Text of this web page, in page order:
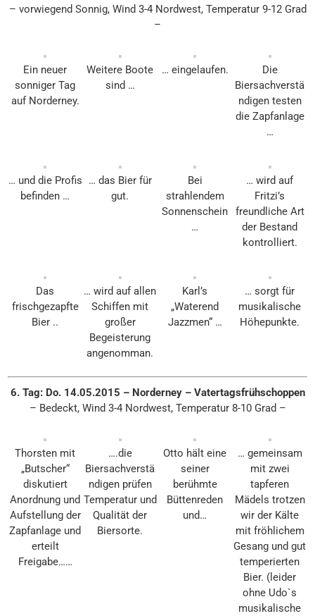
– vorwiegend Sonnig, Wind 3-4 Nordwest, Temperatur 9-12 Grad
–
Ein neuer
sonniger Tag
auf Norderney.
Weitere Boote
sind …
… eingelaufen.
Die
Biersachverstä
ndigen testen
die Zapfanlage
…
… und die Profis
befinden …
… das Bier für
gut.
Bei
strahlendem
Sonnenschein
…
… wird auf
Fritzi’s
freundliche Art
der Bestand
kontrolliert.
Das
frischgezapfte
Bier ..
… wird auf allen
Schiffen mit
großer
Begeisterung
angenomman.
Karl’s
„Waterend
Jazzmen“ …
… sorgt für
musikalische
Höhepunkte.
6. Tag: Do. 14.05.2015 – Norderney – Vatertagsfrühschoppen
– Bedeckt, Wind 3-4 Nordwest, Temperatur 8-10 Grad –
Thorsten mit
„Butscher“
diskutiert
Anordnung und
Aufstellung der
Zapfanlage und
erteilt
Freigabe……
….die
Biersachverstä
ndigen prüfen
Temperatur und
Qualität der
Biersorte.
Otto hält eine
seiner
berühmte
Büttenreden
und…
… gemeinsam
mit zwei
tapferen
Mädels trotzen
wir der Kälte
mit fröhlichem
Gesang und gut
temperierten
Bier. (leider
ohne Udo`s
musikalische